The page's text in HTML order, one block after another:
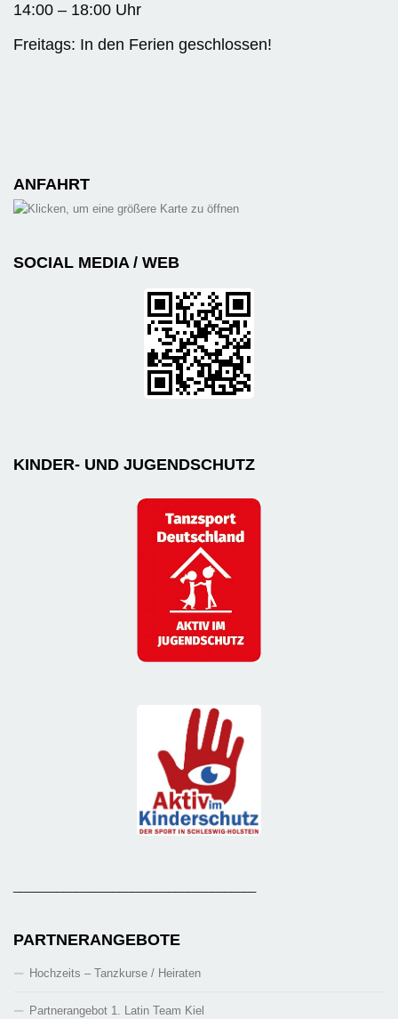
14:00 – 18:00 Uhr
Freitags: In den Ferien geschlossen!
ANFAHRT
SOCIAL MEDIA / WEB
KINDER- UND JUGENDSCHUTZ
PARTNERANGEBOTE
Hochzeits – Tanzkurse / Heiraten
Partnerangebot 1. Latin Team Kiel